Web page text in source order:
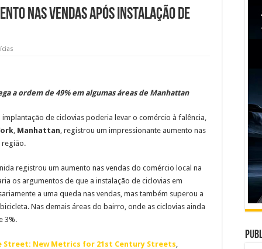
nas vendas após instalação de
a ordem de 49% em algumas áreas de Manhattan
de ciclovias poderia levar o comércio à falência,
Manhattan , registrou um impressionante aumento nas
região.
registrou um aumento nas vendas do comércio local na
os argumentos de que a instalação de ciclovias em
a uma queda nas vendas, mas também superou a
Nas demais áreas do bairro, onde as ciclovias ainda
3%.
Street: New Metrics for 21st Century Streets